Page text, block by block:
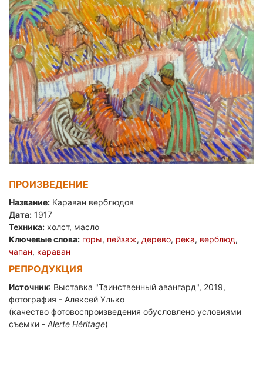
ПРОИЗВЕДЕНИЕ
Название: Караван верблюдов
Дата: 1917
Техника: холст, масло
Ключевые слова: горы, пейзаж, дерево, река, верблюд,
чапан, караван
РЕПРОДУКЦИЯ
Источник: Выставка "Таинственный авангард", 2019,
фотография - Алексей Улько
(качество фотовоспроизведения обусловлено условиями
съемки - Alerte Héritage)